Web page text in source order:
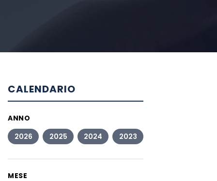
CALENDARIO
ANNO
2026
2025 2024 2023
MESE